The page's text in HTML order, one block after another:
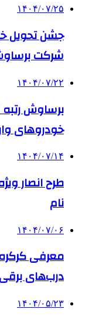
۱۴۰۴/۰۷/۲۵
جشن تحویل
شرکت
۱۴۰۴/۰۷/۲۲
برساوش
خودروهای
۱۴۰۴/۰۷/۱۴
نام
۱۴۰۴/۰۷/۰۶
درب‌های برقی
۱۴۰۴/۰۵/۲۳